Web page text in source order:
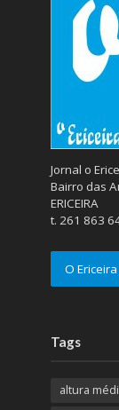
Jornal o
Bairro das
ERICEIRA
t. 261 863
O Ericeira
Tags
altura